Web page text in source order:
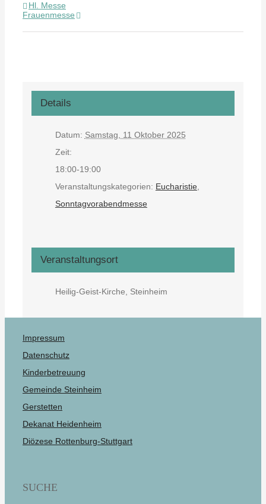
Hl. Messe
Frauenmesse
Details
Datum: Samstag, 11 Oktober 2025
Zeit:
18:00-19:00
Veranstaltungskategorien: Eucharistie,
Sonntagvorabendmesse
Veranstaltungsort
Heilig-Geist-Kirche, Steinheim
Impressum
Datenschutz
Kinderbetreuung
Gemeinde Steinheim
Gerstetten
Dekanat Heidenheim
Diözese Rottenburg-Stuttgart
SUCHE